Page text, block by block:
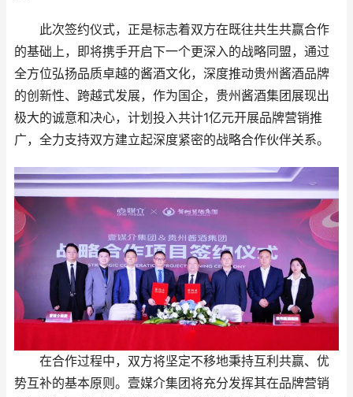
此次签约仪式，正是标志着双方在既往共生共赢合作
的基础上，即将携手开启下一个更深入的战略同盟，通过
全方位弘扬品质卓越的酱酒文化，深度推动贵州酱酒品牌
的创新性、跨越式发展，作为国企，贵州酱酒集团展现出
极大的诚意和决心，计划投入共计1亿元开展品牌营销推
广，全力支持双方建立起深度紧密的战略合作伙伴关系。
在合作过程中，双方将坚定不移地秉持互利共赢、优
势互补的基本原则。壹媒介集团将充分发挥其在品牌营销